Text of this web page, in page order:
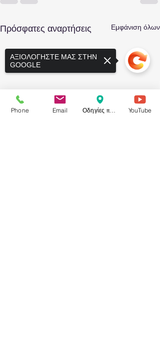
Πρόσφατες αναρτήσεις Εμφάνιση όλων
Phone Email Οδηγίες προς το ιατρείο YouTube
ΑΞΙΟΛΟΓΗΣΤΕ ΜΑΣ ΣΤΗΝ
GOOGLE